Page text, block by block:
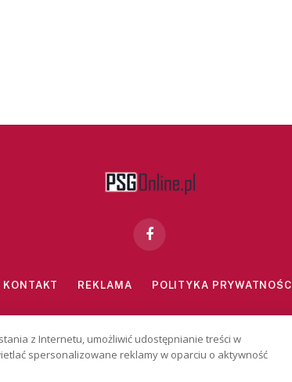
Facebook
KONTAKT REKLAMA POLITYKA PRYWATNOŚCI
z Internetu, umożliwić udostępnianie treści w
spersonalizowane reklamy w oparciu o aktywność